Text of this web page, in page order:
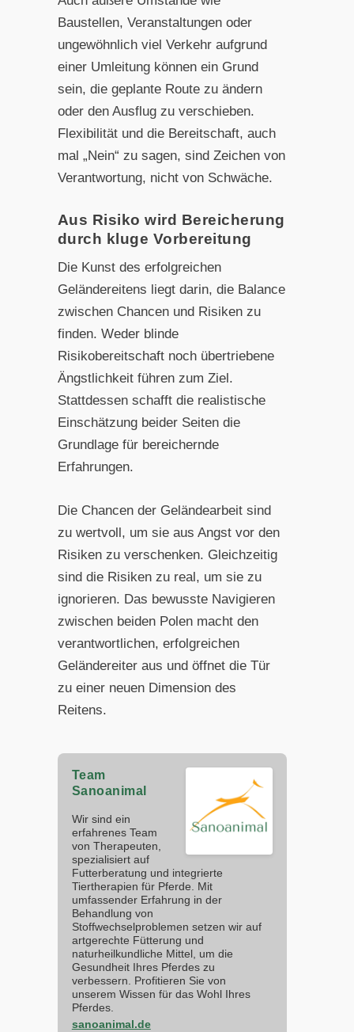
Baustellen, Veranstaltungen oder
ungewöhnlich viel Verkehr aufgrund
einer Umleitung können ein Grund
sein, die geplante Route zu ändern
oder den Ausflug zu verschieben.
Flexibilität und die Bereitschaft, auch
mal „Nein“ zu sagen, sind Zeichen von
Verantwortung, nicht von Schwäche.
Aus Risiko wird Bereicherung
durch kluge Vorbereitung
Die Kunst des erfolgreichen
Geländereitens liegt darin, die Balance
zwischen Chancen und Risiken zu
finden. Weder blinde
Risikobereitschaft noch übertriebene
Ängstlichkeit führen zum Ziel.
Stattdessen schafft die realistische
Einschätzung beider Seiten die
Grundlage für bereichernde
Erfahrungen.
Die Chancen der Geländearbeit sind
zu wertvoll, um sie aus Angst vor den
Risiken zu verschenken. Gleichzeitig
sind die Risiken zu real, um sie zu
ignorieren. Das bewusste Navigieren
zwischen beiden Polen macht den
verantwortlichen, erfolgreichen
Geländereiter aus und öffnet die Tür
zu einer neuen Dimension des
Reitens.
Team
Sanoanimal
Wir sind ein
erfahrenes Team
von Therapeuten,
spezialisiert auf
Futterberatung und integrierte
Tiertherapien für Pferde. Mit
umfassender Erfahrung in der
Behandlung von
Stoffwechselproblemen setzen wir auf
artgerechte Fütterung und
naturheilkundliche Mittel, um die
Gesundheit Ihres Pferdes zu
verbessern. Profitieren Sie von
unserem Wissen für das Wohl Ihres
Pferdes.
sanoanimal.de